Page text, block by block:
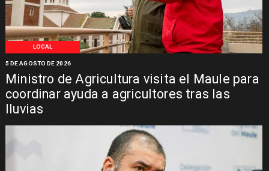
LOCAL
Ministro de Agricultura visita el Maule para
coordinar ayuda a agricultores tras las
lluvias
5 DE AGOSTO DE 2026